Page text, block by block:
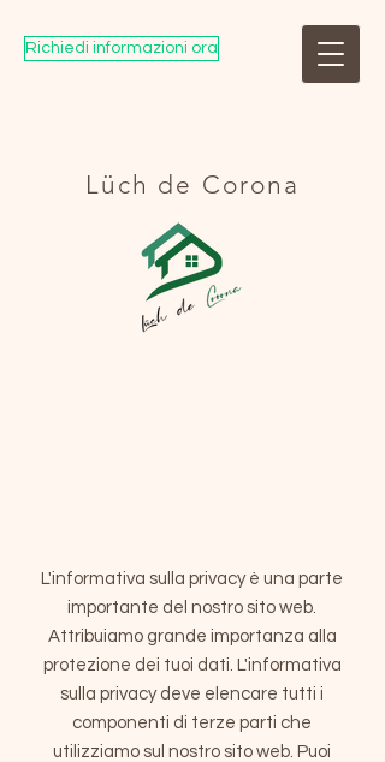
Richiedi informazioni ora
Lüch de Corona
L'informativa sulla privacy è una parte
importante del nostro sito web.
Attribuiamo grande importanza alla
protezione dei tuoi dati. L'informativa
sulla privacy deve elencare tutti i
componenti di terze parti che
utilizziamo sul nostro sito web. Puoi